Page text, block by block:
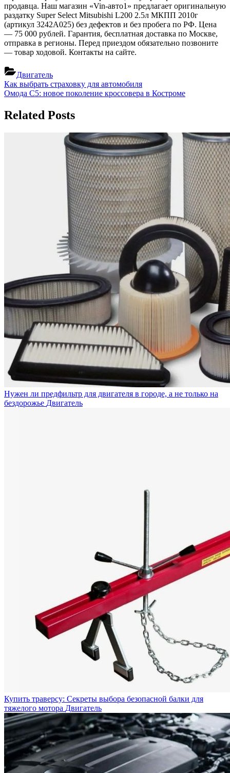
продавца. Наш магазин «Vin-авто1» предлагает оригинальную
раздатку Super Select Mitsubishi L200 2.5л МКПП 2010г
(артикул 3242A025) без дефектов и без пробега по РФ. Цена
— 75 000 рублей. Гарантия, бесплатная доставка по Москве,
отправка в регионы. Перед приездом обязательно позвоните
— товар ходовой. Контакты на сайте.
Двигатель
Навигация
по
записям
Previous
Post:
Как выбрать страховку для автомобиля
Next
Омода С5: новое поколение кроссовера в Костроме
Related Posts
Нужен ли предфильтр для двигателя в городе, а не только на
бездорожье Двигатель
Купить траверсу: Секреты выбора безопасной балки для
тяжелого мотора Двигатель